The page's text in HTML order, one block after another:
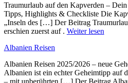
Traumurlaub auf den Kapverden –
Tipps, Highlights & Checkliste Die
„Inseln des […] Der Beitrag
erschien zuerst auf . Weiter lesen
Albanien Reisen
Albanien Reisen 2025/2026 – neue
Albanien ist ein echter Geheimtipp auf
– mit unberührten […] Der Beitrag